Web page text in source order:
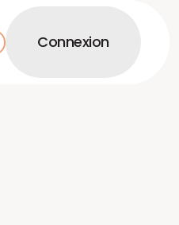
Connexion